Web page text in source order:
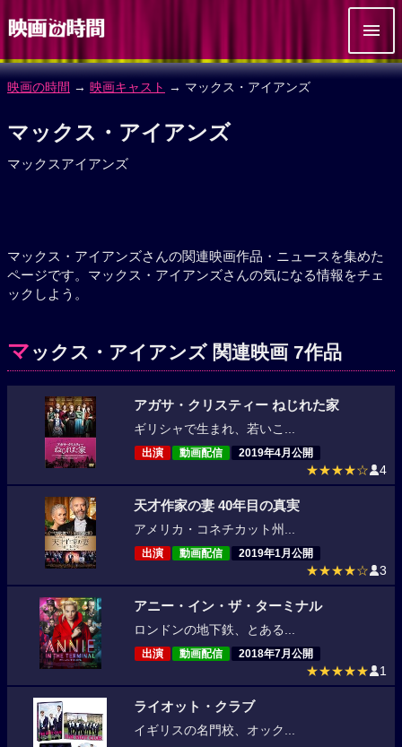
映画の時間 → 映画キャスト → マックス・アイアンズ
マックス・アイアンズ
マックスアイアンズ
マックス・アイアンズさんの関連映画作品・ニュースを集めた
ページです。マックス・アイアンズさんの気になる情報をチェ
ックしよう。
マ ックス・アイアンズ 関連映画 7作品
アガサ・クリスティー ねじれた家
ギリシャで生まれ、若いこ...
出演 動画配信 2019年4月公開
★★★★☆ 4
天才作家の妻 40年目の真実
アメリカ・コネチカット州...
出演 動画配信 2019年1月公開
★★★★☆ 3
アニー・イン・ザ・ターミナル
ロンドンの地下鉄、とある...
出演 動画配信 2018年7月公開
★★★★★ 1
ライオット・クラブ
イギリスの名門校、オック...